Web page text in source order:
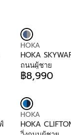
V
E
N
D
O
:
HOKA
HOKA
ถนนผู้ชาย
R
G
U
L
A
฿8,990
V
E
N
HOKA
HOKA